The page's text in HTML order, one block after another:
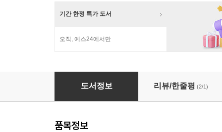
기간 한정 특가 도서
오직, 예스24에서만
작은 한옥 한 채를 짓다
도서정보 리뷰/한줄평 (2/1)
품목정보